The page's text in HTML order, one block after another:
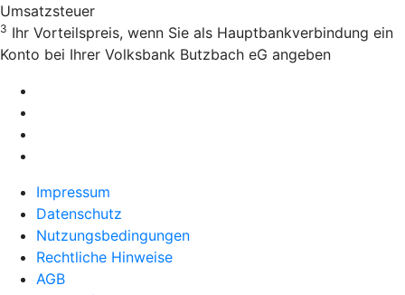
Umsatzsteuer
3 Ihr Vorteilspreis, wenn Sie als Hauptbankverbindung ein
Konto bei Ihrer Volksbank Butzbach eG angeben
Impressum
Datenschutz
Nutzungsbedingungen
Rechtliche Hinweise
AGB